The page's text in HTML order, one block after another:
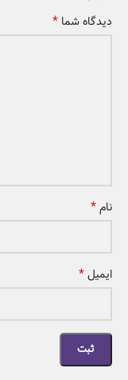
دیدگاه شما *
نام*
ایمیل*